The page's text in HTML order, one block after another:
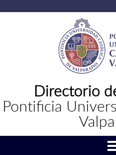
Directorio
Pontificia